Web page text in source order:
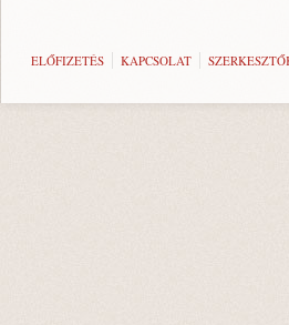
ELŐFIZETÉS KAPCSOLAT